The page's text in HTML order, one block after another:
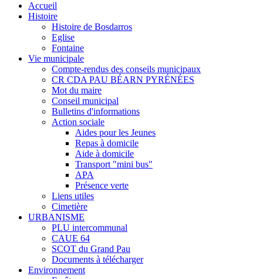
Accueil
Histoire
Histoire de Bosdarros
Eglise
Fontaine
Vie municipale
Compte-rendus des conseils municipaux
CR CDA PAU BÉARN PYRÉNÉES
Mot du maire
Conseil municipal
Bulletins d'informations
Action sociale
Aides pour les Jeunes
Repas à domicile
Aide à domicile
Transport "mini bus"
APA
Présence verte
Liens utiles
Cimetière
URBANISME
PLU intercommunal
CAUE 64
SCOT du Grand Pau
Documents à télécharger
Environnement